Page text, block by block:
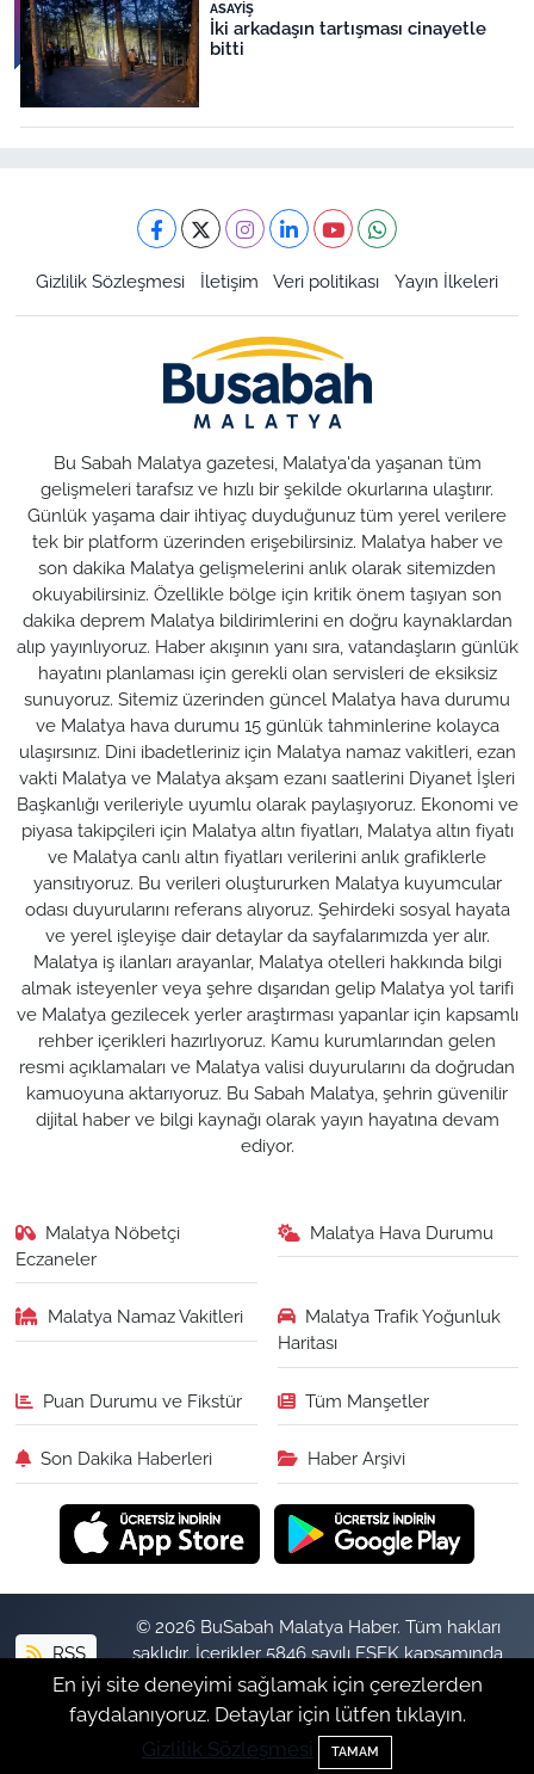
ASAYIŞ
İki arkadaşın tartışması cinayetle
bitti
Gizlilik Sözleşmesi İletişim Veri politikası Yayın İlkeleri
Bu Sabah Malatya gazetesi, Malatya'da yaşanan tüm
gelişmeleri tarafsız ve hızlı bir şekilde okurlarına ulaştırır.
Günlük yaşama dair ihtiyaç duyduğunuz tüm yerel verilere
tek bir platform üzerinden erişebilirsiniz. Malatya haber ve
son dakika Malatya gelişmelerini anlık olarak sitemizden
okuyabilirsiniz. Özellikle bölge için kritik önem taşıyan son
dakika deprem Malatya bildirimlerini en doğru kaynaklardan
alıp yayınlıyoruz. Haber akışının yanı sıra, vatandaşların günlük
hayatını planlaması için gerekli olan servisleri de eksiksiz
sunuyoruz. Sitemiz üzerinden güncel Malatya hava durumu
ve Malatya hava durumu 15 günlük tahminlerine kolayca
ulaşırsınız. Dini ibadetleriniz için Malatya namaz vakitleri, ezan
vakti Malatya ve Malatya akşam ezanı saatlerini Diyanet İşleri
Başkanlığı verileriyle uyumlu olarak paylaşıyoruz. Ekonomi ve
piyasa takipçileri için Malatya altın fiyatları, Malatya altın fiyatı
ve Malatya canlı altın fiyatları verilerini anlık grafiklerle
yansıtıyoruz. Bu verileri oluştururken Malatya kuyumcular
odası duyurularını referans alıyoruz. Şehirdeki sosyal hayata
ve yerel işleyişe dair detaylar da sayfalarımızda yer alır.
Malatya iş ilanları arayanlar, Malatya otelleri hakkında bilgi
almak isteyenler veya şehre dışarıdan gelip Malatya yol tarifi
ve Malatya gezilecek yerler araştırması yapanlar için kapsamlı
rehber içerikleri hazırlıyoruz. Kamu kurumlarından gelen
resmi açıklamaları ve Malatya valisi duyurularını da doğrudan
kamuoyuna aktarıyoruz. Bu Sabah Malatya, şehrin güvenilir
dijital haber ve bilgi kaynağı olarak yayın hayatına devam
ediyor.
Malatya Nöbetçi
Eczaneler
Malatya Hava Durumu
Malatya Namaz Vakitleri
Malatya Trafik Yoğunluk
Haritası
Puan Durumu ve Fikstür Tüm Manşetler
Son Dakika Haberleri Haber Arşivi
RSS
© 2026 BuSabah Malatya Haber. Tüm hakları
saklıdır. İçerikler 5846 sayılı FSEK kapsamında
izinsiz kopyalanamaz.
Haber Yazılımı:TE Bilişim
En iyi site deneyimi sağlamak için çerezlerden
faydalanıyoruz. Detaylar için lütfen tıklayın.
Gizlilik Sözleşmesi
TAMAM